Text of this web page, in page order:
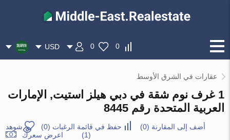
0
0
USD
عقارات في الشرق الأوسط
1 غرف نوم شقة في دبي هيلز استيت, الإمارات
العربية المتحدة رقم 8445
أضف إلى المقارنة (
0
) حفظ في قائمة الرغبات (
0
)
شوهد
(1)
اعرض سعرك